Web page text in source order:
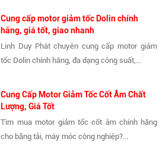
Cung cấp motor giảm tốc Dolin chính
hãng, giá tốt, giao nhanh
Linh Duy Phát chuyên cung cấp motor giảm
tốc Dolin chính hãng, đa dạng công suất,...
Cung Cấp Motor Giảm Tốc Cốt Âm Chất
Lượng, Giá Tốt
Tìm mua motor giảm tốc cốt âm chính hãng
cho băng tải, máy móc công nghiệp?...